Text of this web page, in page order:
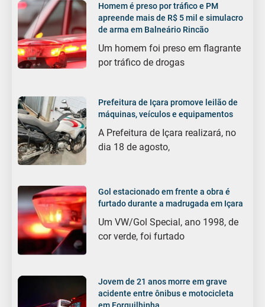
Homem é preso por tráfico e PM
apreende mais de R$ 5 mil e simulacro
de arma em Balneário Rincão
Um homem foi preso em flagrante
por tráfico de drogas
Prefeitura de Içara promove leilão de
máquinas, veículos e equipamentos
A Prefeitura de Içara realizará, no
dia 18 de agosto,
Gol estacionado em frente a obra é
furtado durante a madrugada em Içara
Um VW/Gol Special, ano 1998, de
cor verde, foi furtado
Jovem de 21 anos morre em grave
acidente entre ônibus e motocicleta
em Forquilhinha